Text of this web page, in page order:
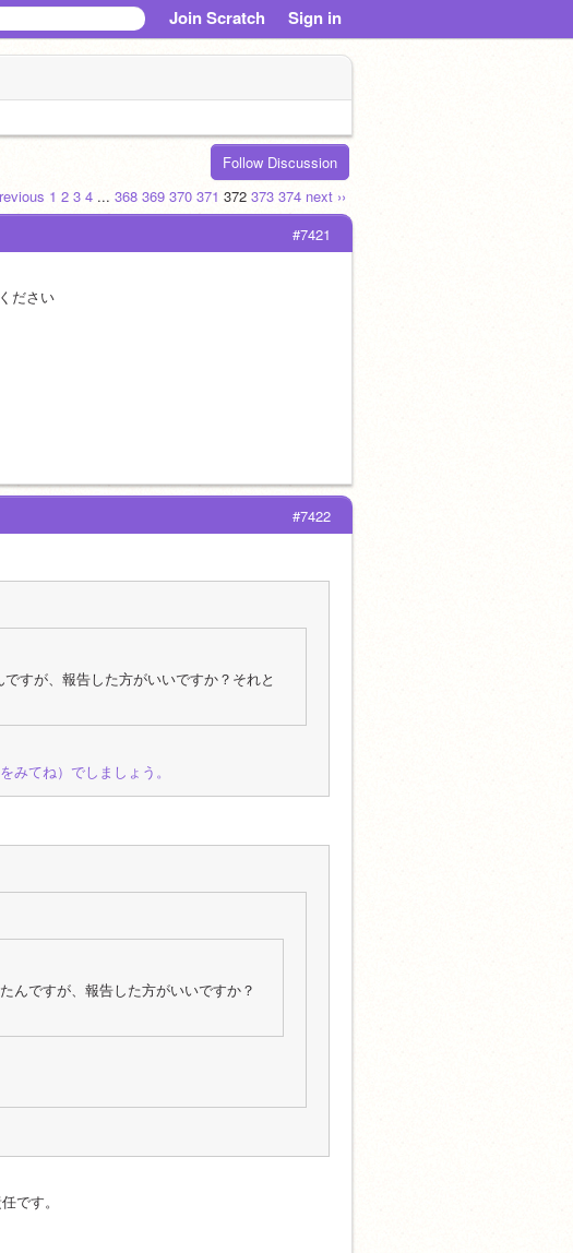
Join Scratch Sign in
Follow Discussion
1 2 3 4 ... 368 369 370 371 372 373 374 next ››
#7421
ださい
#7422
すが、報告した方がいいですか？それと
みてね）でしましょう。
んですが、報告した方がいいですか？
です。